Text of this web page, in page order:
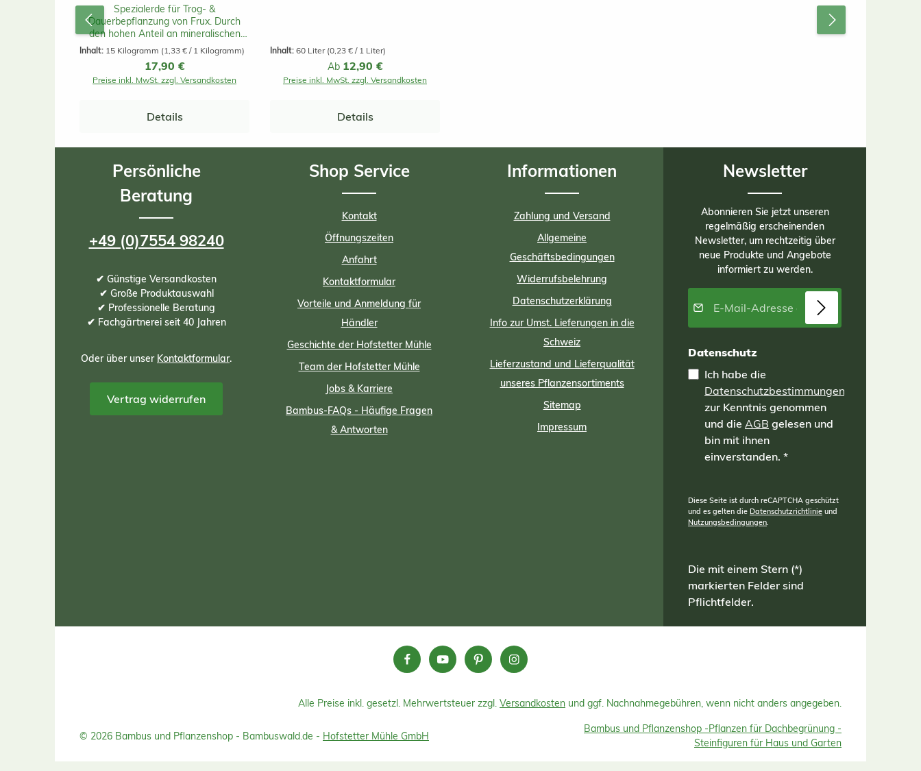
Spezialerde für Trog- &
Dauerbepflanzung von Frux. Durch
den hohen Anteil an mineralischen
Stabilisatoren ist diese Erde ideal für
Dauerbepflanzungen,
Innenraumbegrünungen und die
Bepflanzung von Großgefäßen mit
Erde ist so zusammengesetzt, dass sie
verdichtet. Auch für salzempfindliche
geeignet und ist ebenso als
Hochbeeten zu verwenden.
Inhalt: 15 Kilogramm (1,33 € / 1 Kilogramm)
Regulärer Preis:
17,90 €
Preise inkl. MwSt. zzgl. Versandkosten
Details
reicht für bis zu 1.6 m2.
Inhalt: 60 Liter (0,23 € / 1 Liter)
Regulärer Preis:
Ab 12,90 €
Preise inkl. MwSt. zzgl. Versandkosten
Details
Persönliche
Beratung
+49 (0)7554 98240
✔ Günstige Versandkosten
✔ Große Produktauswahl
✔ Professionelle Beratung
✔ Fachgärtnerei seit 40 Jahren
Oder über unser Kontaktformular.
Vertrag widerrufen
Shop Service
Kontakt
Öffnungszeiten
Anfahrt
Kontaktformular
Vorteile und Anmeldung für
Händler
Geschichte der Hofstetter Mühle
Team der Hofstetter Mühle
Jobs & Karriere
Bambus-FAQs - Häufige Fragen
& Antworten
Informationen
Zahlung und Versand
Allgemeine
Geschäftsbedingungen
Widerrufsbelehrung
Datenschutzerklärung
Info zur Umst. Lieferungen in die
Schweiz
Lieferzustand und Lieferqualität
unseres Pflanzensortiments
Sitemap
Impressum
Newsletter
Abonnieren Sie jetzt unseren
regelmäßig erscheinenden
Newsletter, um rechtzeitig über
neue Produkte und Angebote
informiert zu werden.
E-Mail-Adresse*
Datenschutz
Ich habe die
Datenschutzbestimmungen
zur Kenntnis genommen
und die AGB gelesen und
bin mit ihnen
einverstanden. *
Diese Seite ist durch reCAPTCHA geschützt
und es gelten die Datenschutzrichtlinie und
Nutzungsbedingungen.
Die mit einem Stern (*)
markierten Felder sind
Pflichtfelder.
Alle Preise inkl. gesetzl. Mehrwertsteuer zzgl. Versandkosten und ggf. Nachnahmegebühren, wenn nicht anders angegeben.
© 2026 Bambus und Pflanzenshop - Bambuswald.de - Hofstetter Mühle GmbH
Bambus und Pflanzenshop -Pflanzen für Dachbegrünung -
Steinfiguren für Haus und Garten